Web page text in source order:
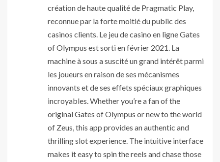
création de haute qualité de Pragmatic Play,
reconnue par la forte moitié du public des
casinos clients. Le jeu de casino en ligne Gates
of Olympus est sorti en février 2021. La
machine à sous a suscité un grand intérêt parmi
les joueurs en raison de ses mécanismes
innovants et de ses effets spéciaux graphiques
incroyables. Whether you’re a fan of the
original Gates of Olympus or new to the world
of Zeus, this app provides an authentic and
thrilling slot experience. The intuitive interface
makes it easy to spin the reels and chase those